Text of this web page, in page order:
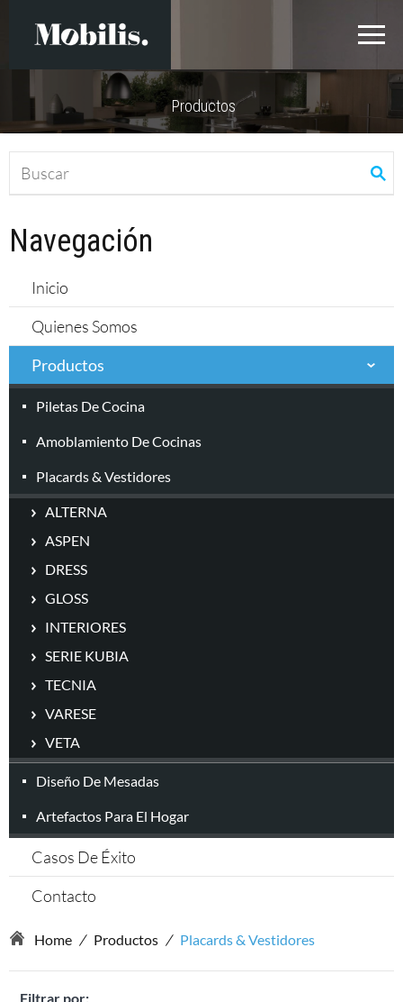
Productos
Navegación
Inicio
Quienes Somos
Productos
Piletas De Cocina
Amoblamiento De Cocinas
Placards & Vestidores
ALTERNA
ASPEN
DRESS
GLOSS
INTERIORES
SERIE KUBIA
TECNIA
VARESE
VETA
Diseño De Mesadas
Artefactos Para El Hogar
Casos De Éxito
Contacto
Home / Productos / Placards & Vestidores
Filtrar por: